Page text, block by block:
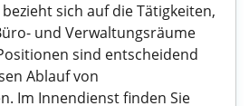
sich auf die Tätigkeiten,
und Verwaltungsräume
sind entscheidend
Ablauf von
Im Innendienst finden Sie